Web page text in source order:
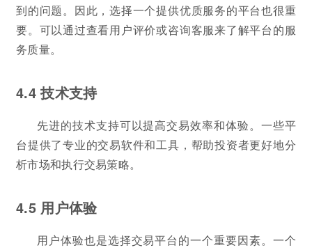
到的问题。因此，选择一个提供优质服务的平台也很重
要。可以通过查看用户评价或咨询客服来了解平台的服
务质量。
4.4 技术支持
先进的技术支持可以提高交易效率和体验。一些平
台提供了专业的交易软件和工具，帮助投资者更好地分
析市场和执行交易策略。
4.5 用户体验
用户体验也是选择交易平台的一个重要因素。一个